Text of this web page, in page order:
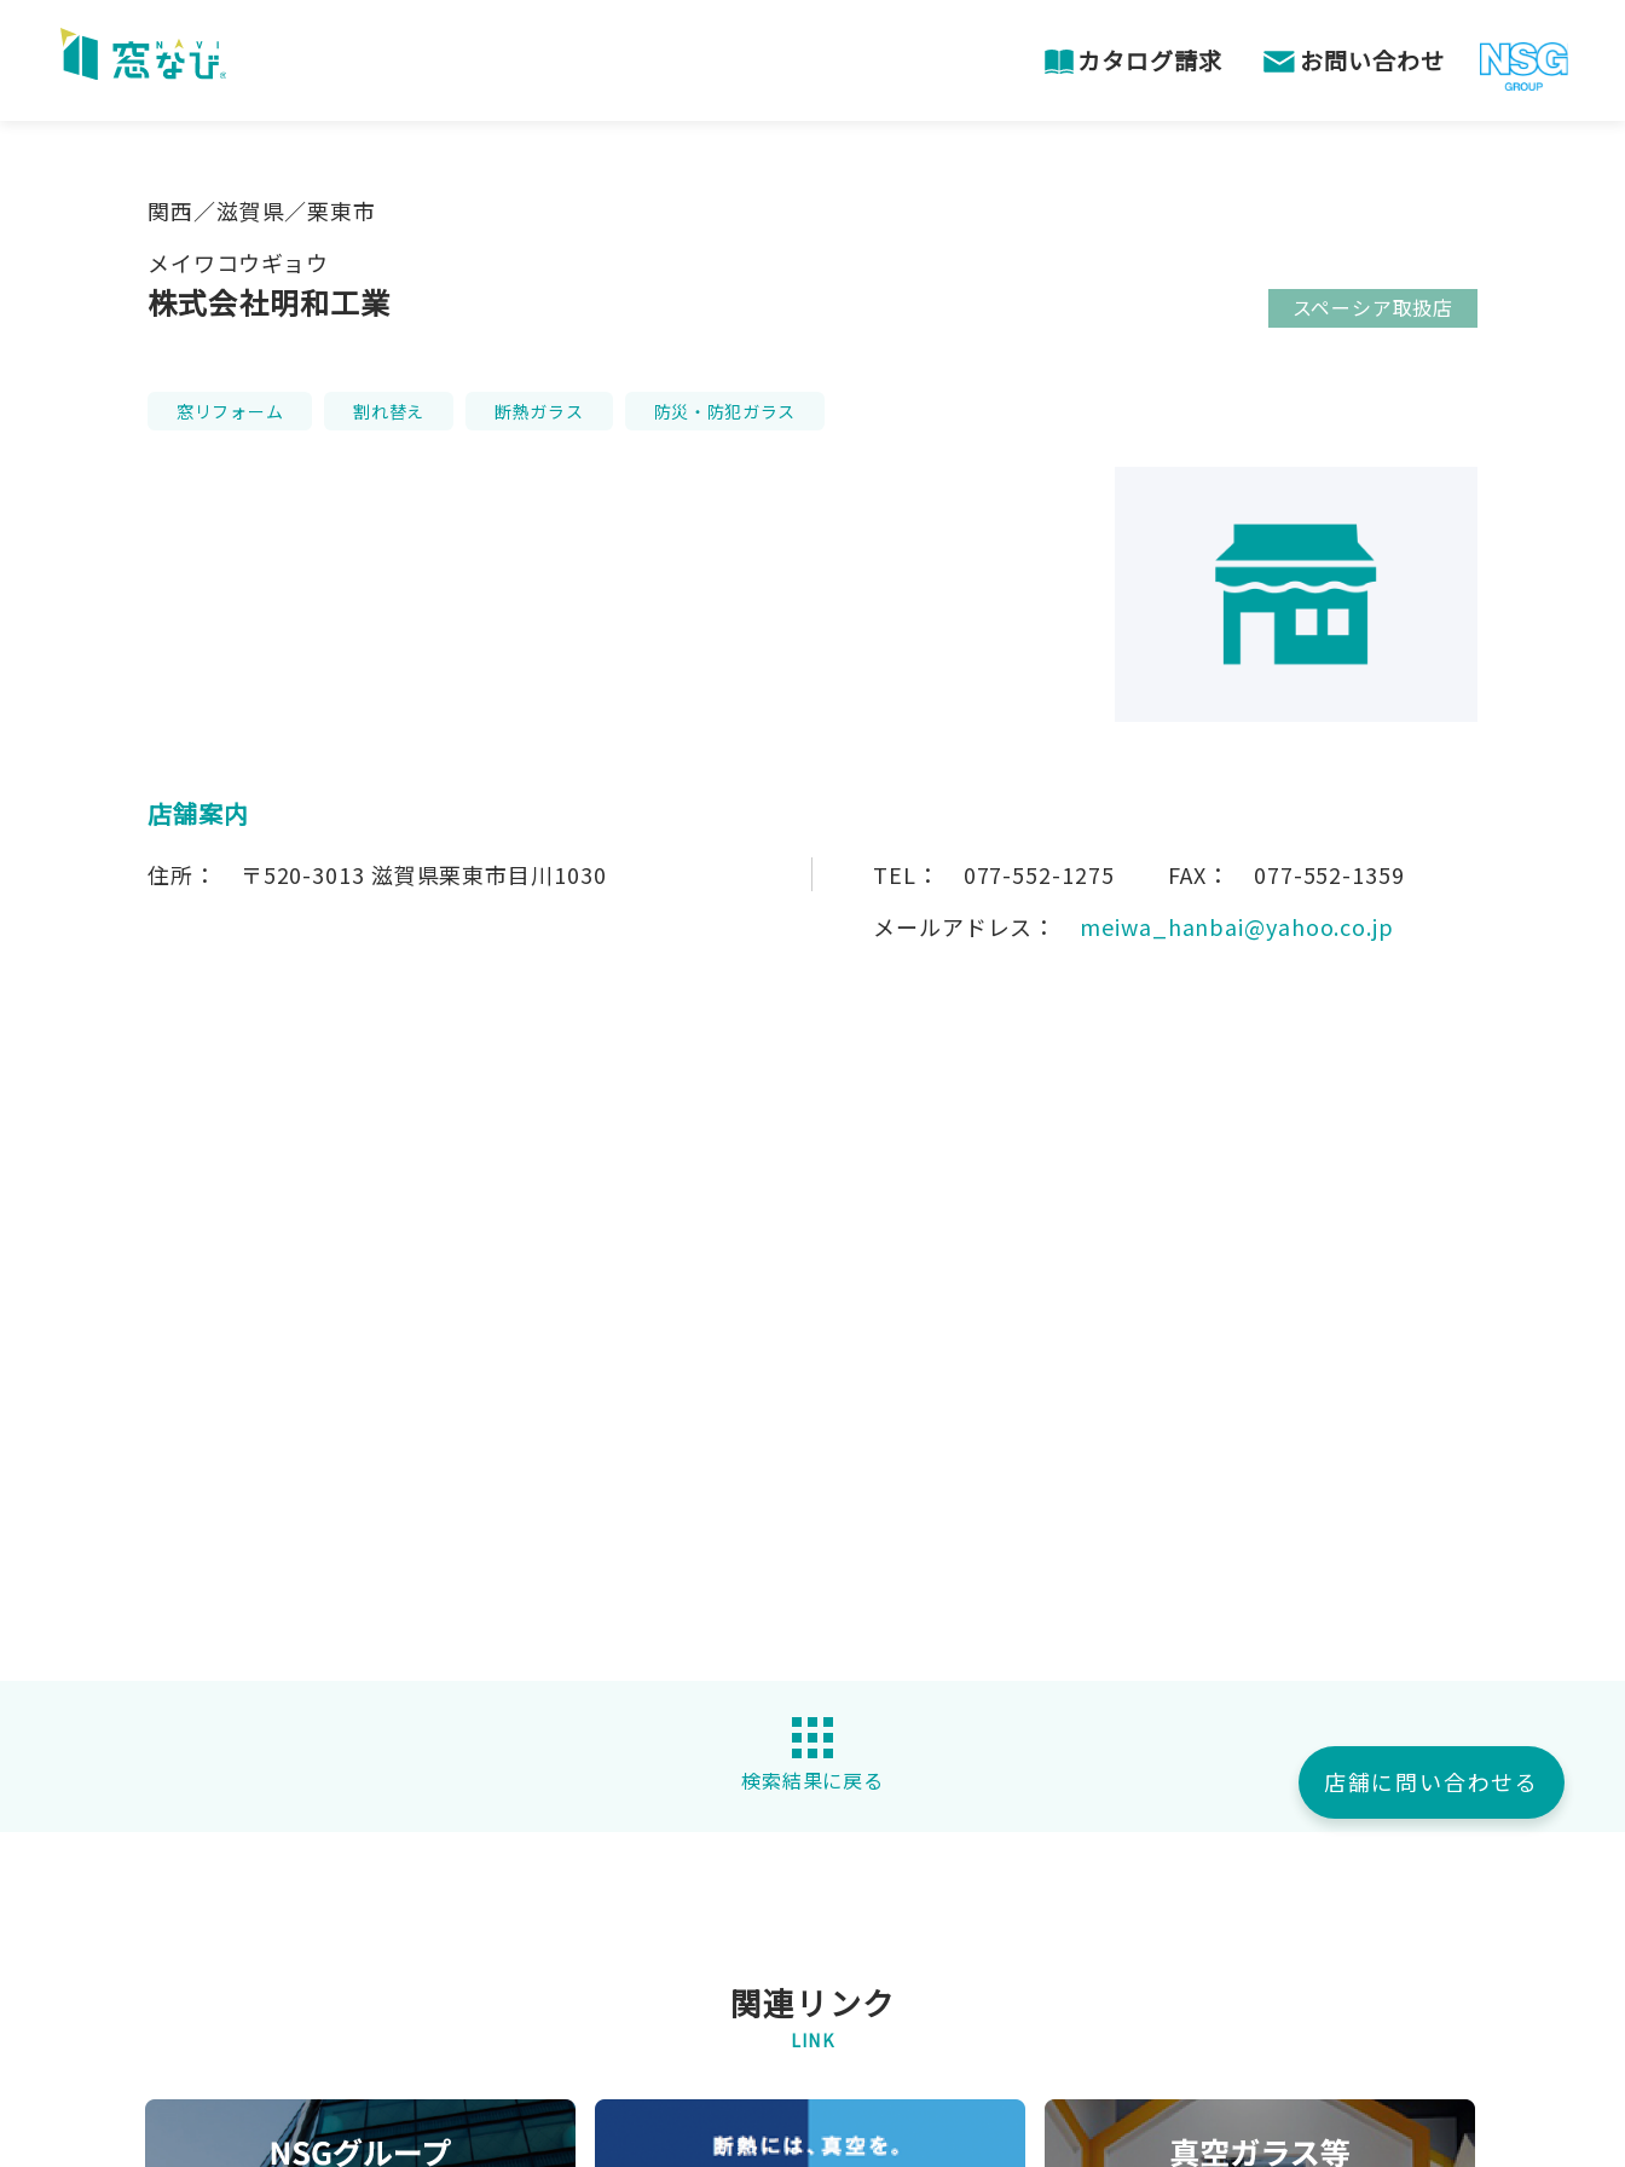
content
カタログ請求 お問い合わせ
関西／滋賀県／栗東市
メイワコウギョウ
株式会社明和工業 スペーシア取扱店
窓リフォーム 割れ替え 断熱ガラス 防災・防犯ガラス
店舗案内
住所： 〒520-3013 滋賀県栗東市目川1030 TEL： 077-552-1275 FAX：
077-552-1359
メールアドレス：
meiwa_hanbai@yahoo.co.jp
検索結果に戻る
関連リンク
LINK
店舗に問い合わせる